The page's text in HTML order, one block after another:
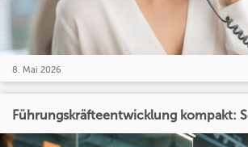
8. Mai 2026
Führungskräfteentwicklung kompakt: